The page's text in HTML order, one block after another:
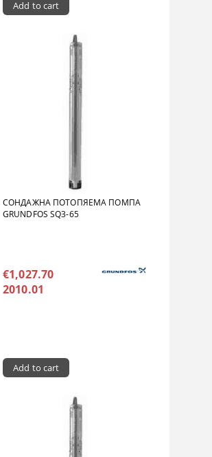
СОНДАЖНА ПОТОПЯЕМА ПОМПА
GRUNDFOS SQ3-65
€1,027.70
2010.01